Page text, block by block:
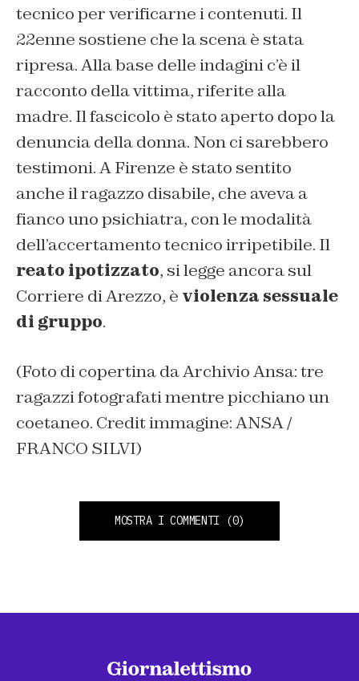
tecnico per verificarne i contenuti. Il
22enne sostiene che la scena è stata
ripresa. Alla base delle indagini c’è il
racconto della vittima, riferite alla
madre. Il fascicolo è stato aperto dopo la
denuncia della donna. Non ci sarebbero
testimoni. A Firenze è stato sentito
anche il ragazzo disabile, che aveva a
fianco uno psichiatra, con le modalità
dell’accertamento tecnico irripetibile. Il
reato ipotizzato, si legge ancora sul
Corriere di Arezzo, è violenza sessuale
di gruppo.
(Foto di copertina da Archivio Ansa: tre
ragazzi fotografati mentre picchiano un
coetaneo. Credit immagine: ANSA /
FRANCO SILVI)
MOSTRA I COMMENTI (0)